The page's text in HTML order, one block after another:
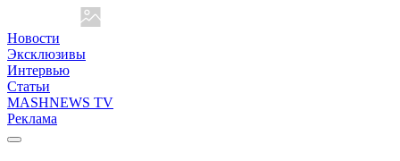
Новости
Эксклюзивы
Интервью
Статьи
MASHNEWS TV
Реклама